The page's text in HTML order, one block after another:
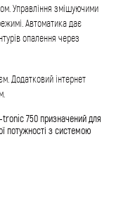
Управління змішуючими
Автоматика дає
опалення через
Додатковий інтернет
750 призначений для
потужності з системою